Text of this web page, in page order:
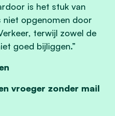
is het stuk van
niet opgenomen door
terwijl zowel de
goed bijliggen.”
vroeger zonder mail